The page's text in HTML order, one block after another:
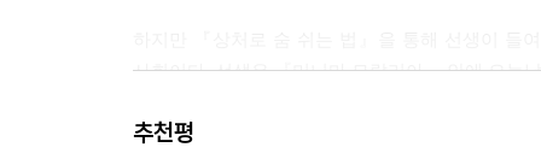
그걸 기억해야 된다는 거죠. 우리가 왜 그걸 기억
사회이다. 선생은 『미니마 모랄리아』 안에 오늘
오늘날 한국 사회가 얼마나 많은 문제를 은폐시
추천평